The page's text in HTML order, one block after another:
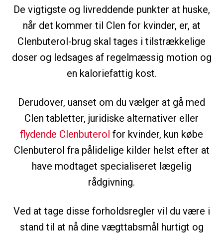
De vigtigste og livreddende punkter at huske,
når det kommer til Clen for kvinder, er, at
Clenbuterol-brug skal tages i tilstrækkelige
doser og ledsages af regelmæssig motion og
en kaloriefattig kost.
Derudover, uanset om du vælger at gå med
Clen tabletter, juridiske alternativer eller
flydende Clenbuterol for kvinder, kun købe
Clenbuterol fra pålidelige kilder helst efter at
have modtaget specialiseret lægelig
rådgivning.
Ved at tage disse forholdsregler vil du være i
stand til at nå dine vægttabsmål hurtigt og